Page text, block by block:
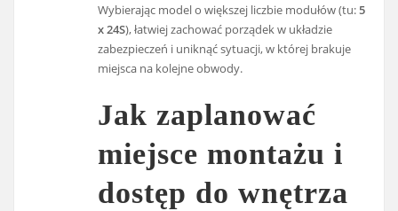
Wybierając model o większej liczbie modułów (tu:5
x 24S), łatwiej zachować porządek w układzie
zabezpieczeń i uniknąć sytuacji, w której brakuje
miejsca na kolejne obwody.
Jak zaplanować
miejsce montażu i
dostęp do wnętrza